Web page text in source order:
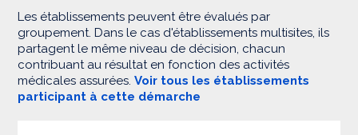
Les établissements peuvent être évalués par
groupement. Dans le cas d'établissements multisites, ils
partagent le même niveau de décision, chacun
contribuant au résultat en fonction des activités
médicales assurées. Voir tous les établissements
participant à cette démarche